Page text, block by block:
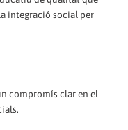
integració social per
compromís clar en el